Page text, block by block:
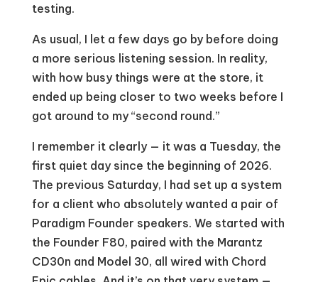
testing.
As usual, I let a few days go by before doing
a more serious listening session. In reality,
with how busy things were at the store, it
ended up being closer to two weeks before I
got around to my “second round.”
I remember it clearly — it was a Tuesday, the
first quiet day since the beginning of 2026.
The previous Saturday, I had set up a system
for a client who absolutely wanted a pair of
Paradigm Founder speakers. We started with
the Founder F80, paired with the Marantz
CD30n and Model 30, all wired with Chord